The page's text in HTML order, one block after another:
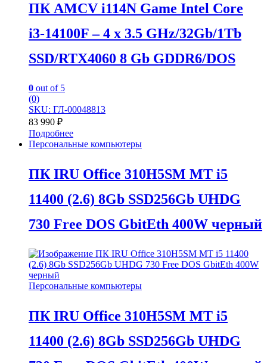
ПК AMCV i114N Game Intel Core
i3-14100F – 4 x 3.5 GHz/32Gb/1Tb
SSD/RTX4060 8 Gb GDDR6/DOS
0 out of 5
(0)
SKU: ГЛ-00048813
83 990 ₽
Подробнее
Персональные компьютеры
ПК IRU Office 310H5SM MT i5
11400 (2.6) 8Gb SSD256Gb UHDG
730 Free DOS GbitEth 400W черный
Персональные компьютеры
ПК IRU Office 310H5SM MT i5
11400 (2.6) 8Gb SSD256Gb UHDG